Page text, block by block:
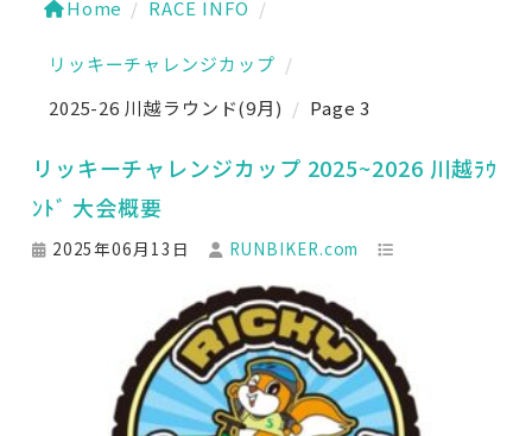
Home / RACE INFO /
リッキーチャレンジカップ /
2025-26 川越ラウンド(9月) / Page 3
リッキーチャレンジカップ 2025~2026 川越ﾗｳ
ﾝﾄﾞ 大会概要
2025年06月13日 RUNBIKER.com